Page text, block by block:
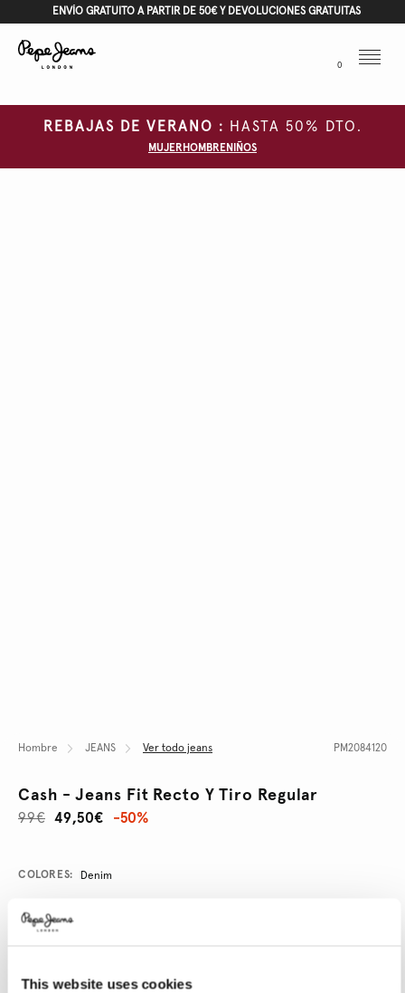
This website uses cookies
ENVÍO GRATUITO A PARTIR DE 50€ Y DEVOLUCIONES GRATUITAS
0
Menu
REBAJAS DE VERANO : HASTA 50% DTO.
MUJER HOMBRENIÑOS
Hombre JEANS Ver todo jeans PM2084120
Cash - Jeans Fit Recto Y Tiro Regular
49,50€
99€ -50%
Promotions
Variations
COLORES: Denim